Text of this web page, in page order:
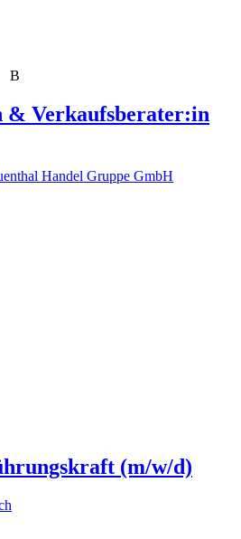
B
& Verkaufsberater:in
Handel Gruppe GmbH
(m/w/d)